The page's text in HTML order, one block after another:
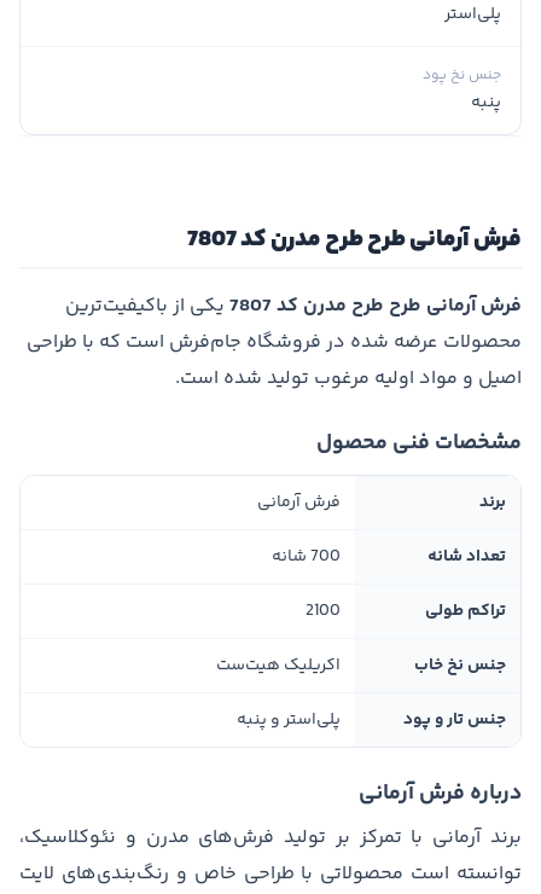
پلی‌استر
جنس نخ پود
پنبه
فرش آرمانی طرح طرح مدرن کد 7807
فرش آرمانی طرح طرح مدرن کد 7807
یکی از باکیفیت‌ترین
محصولات عرضه شده در فروشگاه جام‌فرش است که با طراحی
اصیل و مواد اولیه مرغوب تولید شده است.
مشخصات فنی محصول
برند فرش آرمانی
تعداد شانه 700 شانه
تراکم طولی 2100
جنس نخ خاب اکریلیک هیت‌ست
جنس تار و پود پلی‌استر و پنبه
درباره فرش آرمانی
برند آرمانی با تمرکز بر تولید فرش‌های مدرن و نئوکلاسیک،
توانسته است محصولاتی با طراحی خاص و رنگ‌بندی‌های لایت